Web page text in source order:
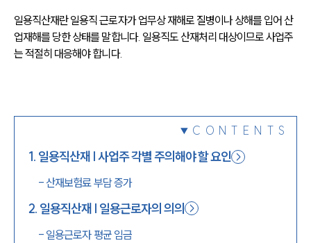
일용직산재란 일용직 근로자가 업무상 재해로 질병이나 상해를 입어 산
업재해를 당한 상태를 말합니다. 일용직도 산재처리 대상이므로 사업주
는 적절히 대응해야 합니다.
CONTENTS
1. 일용직산재 | 사업주 각별 주의해야 할 요인
-산재보험료 부담 증가
2. 일용직산재 | 일용근로자의 의의
- 일용근로자 평균 임금